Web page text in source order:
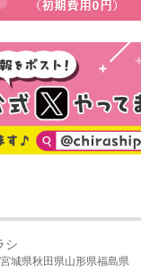
シ
宮城県秋田県山形県福島県